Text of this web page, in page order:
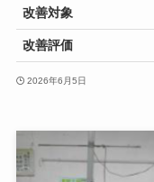
改善対象
改善評価
2026年6月5日